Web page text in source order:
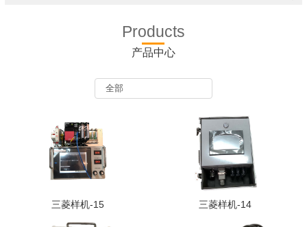
Products
产品中心
三菱样机-15 三菱样机-14